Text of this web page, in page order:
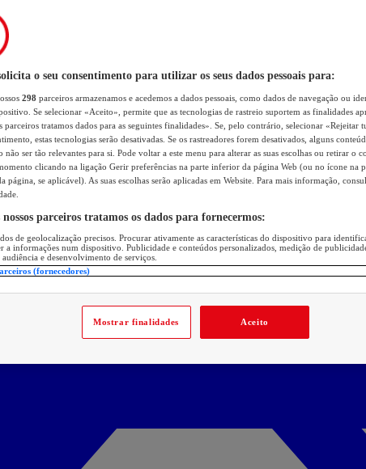
o seu consentimento para utilizar os seus dados pessoais para:
298 parceiros armazenamos e acedemos a dados pessoais, como dados de navegação ou
Se selecionar «Aceito», permite que as tecnologias de rastreio suportem as finalidades
parceiros tratamos dados para as seguintes finalidades». Se, pelo contrário, selecionar «Rejeitar
estas tecnologias serão desativadas. Se os rastreadores forem desativados, alguns
não ser tão relevantes para si. Pode voltar a este menu para alterar as suas escolhas ou retirar o
clicando na ligação Gerir preferências na parte inferior da página Web (ou no ícone na
página, se aplicável). As suas escolhas serão aplicadas em Website. Para mais informação,
nossos parceiros tratamos os dados para fornecermos:
de geolocalização precisos. Procurar ativamente as características do dispositivo para
a informações num dispositivo. Publicidade e conteúdos personalizados, medição de
audiência e desenvolvimento de serviços.
(fornecedores)
Mostrar finalidades Aceito